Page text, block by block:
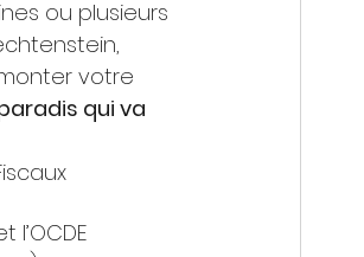
ou plusieurs
votre
qui va